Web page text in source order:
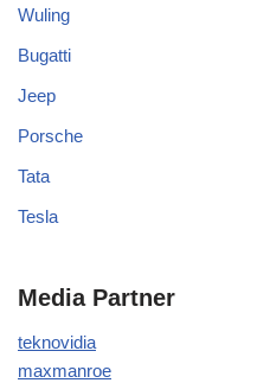
Wuling
Bugatti
Jeep
Porsche
Tata
Tesla
Media Partner
teknovidia
maxmanroe